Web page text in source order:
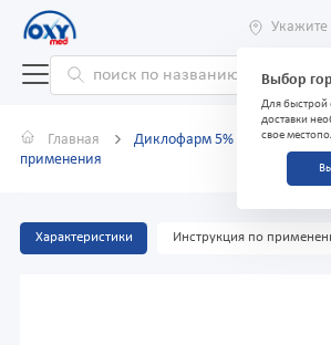
Укажите
Выбор
Для быстрой
доставки
свое
Главная
Диклофарм 5% 50 г гель для
применения
Характеристики Инструкция по